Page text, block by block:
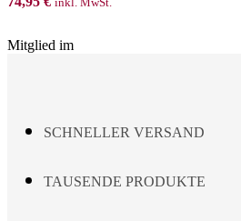
Mitglied im
SCHNELLER VERSAND
TAUSENDE PRODUKTE